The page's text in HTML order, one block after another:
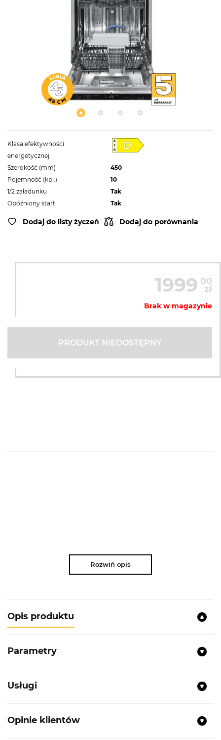
Klasa efektywności
energetycznej
Szerokość (mm)
450
Pojemność (kpl.)
10
1/2 załadunku
Tak
Opóźniony start
Tak
Dodaj do listy życzeń Dodaj do porównania
1999 00
zł
Brak w magazynie
PRODUKT NIEDOSTĘPNY
Rozwiń opis
Opis produktu
Parametry
Usługi
Opinie klientów